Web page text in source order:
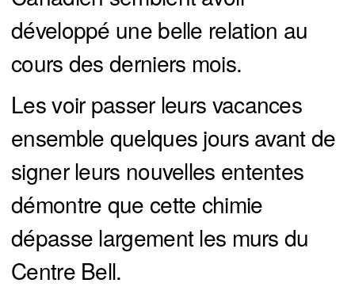
développé une belle relation au
cours des derniers mois.
Les voir passer leurs vacances
ensemble quelques jours avant de
signer leurs nouvelles ententes
démontre que cette chimie
dépasse largement les murs du
Centre Bell.